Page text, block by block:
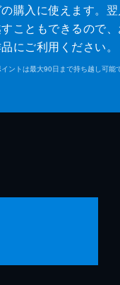
の購入に使えます。
こともできるので
にご利用ください。
イントは最大90日まで持ち越し可能